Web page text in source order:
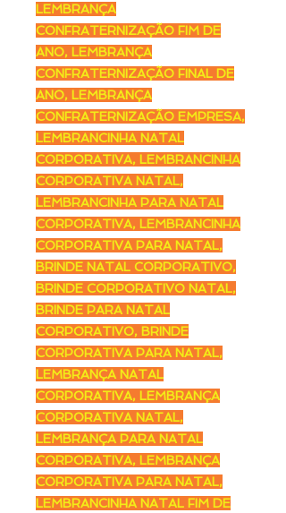
LEMBRANÇA
CONFRATERNIZAÇÃO FIM DE
ANO, LEMBRANÇA
CONFRATERNIZAÇÃO FINAL DE
ANO, LEMBRANÇA
CONFRATERNIZAÇÃO EMPRESA,
LEMBRANCINHA NATAL
CORPORATIVA, LEMBRANCINHA
CORPORATIVA NATAL,
LEMBRANCINHA PARA NATAL
CORPORATIVA, LEMBRANCINHA
CORPORATIVA PARA NATAL,
BRINDE NATAL CORPORATIVO,
BRINDE CORPORATIVO NATAL,
BRINDE PARA NATAL
CORPORATIVO, BRINDE
CORPORATIVA PARA NATAL,
LEMBRANÇA NATAL
CORPORATIVA, LEMBRANÇA
CORPORATIVA NATAL,
LEMBRANÇA PARA NATAL
CORPORATIVA, LEMBRANÇA
CORPORATIVA PARA NATAL,
LEMBRANCINHA NATAL FIM DE